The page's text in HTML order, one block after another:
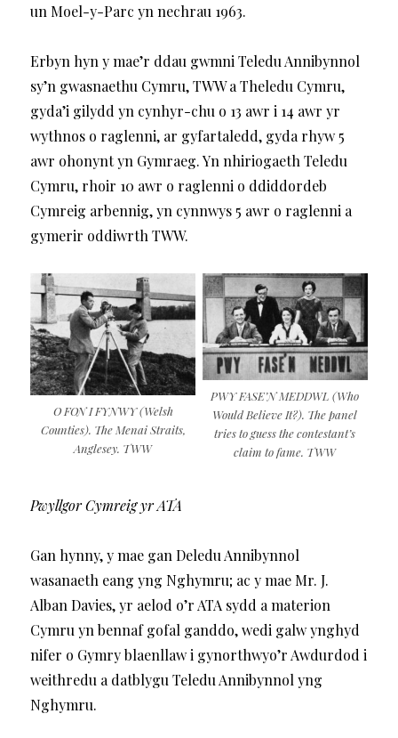
un Moel-y-Parc yn nechrau 1963.
Erbyn hyn y mae’r ddau gwmni Teledu Annibynnol
sy’n gwasnaethu Cymru, TWW a Theledu Cymru,
gyda’i gilydd yn cynhyr-chu o 13 awr i 14 awr yr
wythnos o raglenni, ar gyfartaledd, gyda rhyw 5
awr ohonynt yn Gymraeg. Yn nhiriogaeth Teledu
Cymru, rhoir 10 awr o raglenni o ddiddordeb
Cymreig arbennig, yn cynnwys 5 awr o raglenni a
gymerir oddiwrth TWW.
O FON I FYNWY (Welsh
Counties). The Menai Straits,
Anglesey. TWW
PWY FASE’N MEDDWL (Who
Would Believe It?). The panel
tries to guess the contestant’s
claim to fame. TWW
Pwyllgor Cymreig yr ATA
Gan hynny, y mae gan Deledu Annibynnol
wasanaeth eang yng Nghymru; ac y mae Mr. J.
Alban Davies, yr aelod o’r ATA sydd a materion
Cymru yn bennaf gofal ganddo, wedi galw ynghyd
nifer o Gymry blaenllaw i gynorthwyo’r Awdurdod i
weithredu a datblygu Teledu Annibynnol yng
Nghymru.